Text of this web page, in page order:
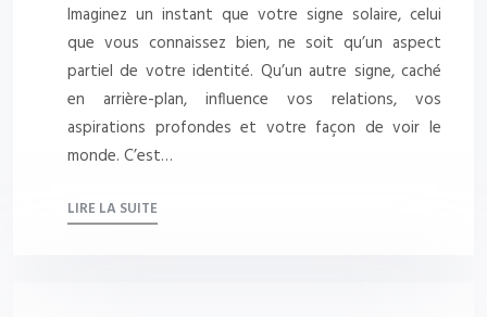
Imaginez un instant que votre signe solaire, celui
que vous connaissez bien, ne soit qu’un aspect
partiel de votre identité. Qu’un autre signe, caché
en arrière-plan, influence vos relations, vos
aspirations profondes et votre façon de voir le
monde. C’est…
LIRE LA SUITE